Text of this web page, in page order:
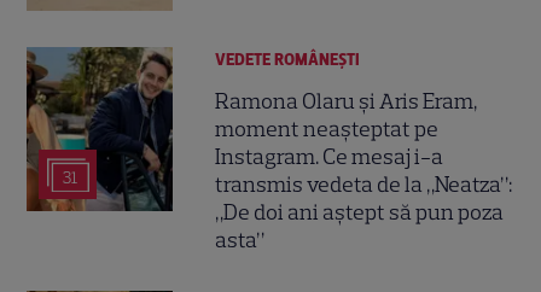
31
VEDETE ROMÂNEŞTI
Ramona Olaru și Aris Eram,
moment neașteptat pe
Instagram. Ce mesaj i-a
transmis vedeta de la „Neatza”:
„De doi ani aștept să pun poza
asta”